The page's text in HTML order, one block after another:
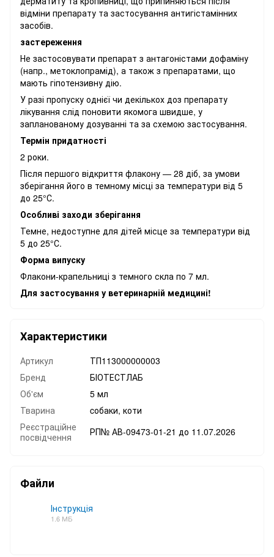
відміни препарату та застосування антигістамінних
засобів.
застереження
Не застосовувати препарат з антагоністами дофаміну
(напр., метоклопрамід), а також з препаратами, що
мають гіпотензивну дію.
У разі пропуску однієї чи декількох доз препарату
лікування слід поновити якомога швидше, у
запланованому дозуванні та за схемою застосування.
Термін придатності
2 роки.
Після першого відкриття флакону — 28 діб, за умови
зберігання його в темному місці за температури від 5
до 25°С.
Особливі заходи зберігання
Темне, недоступне для дітей місце за температури від
5 до 25°С.
Форма випуску
Флакони-крапельниці з темного скла по 7 мл.
Для застосування у ветеринарній медицині!
Характеристики
Артикул
ТП113000000003
Бренд
БІОТЕСТЛАБ
Об'єм
5 мл
Тварина
cобаки, коти
Реєстраційне
посвідчення
РП№ АВ-09473-01-21 до 11.07.2026
Файли
Інструкція
1.6 МБ